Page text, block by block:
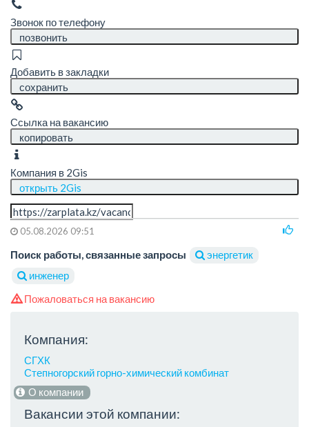
Звонок по телефону
позвонить
Добавить в закладки
сохранить
Ссылка на вакансию
копировать
Компания в 2Gis
открыть 2Gis
05.08.2026 09:51
Поиск работы, связанные запросы
энергетик
инженер
Пожаловаться на вакансию
Компания:
СГХК
Степногорский горно-химический комбинат
О компании
Вакансии этой компании: